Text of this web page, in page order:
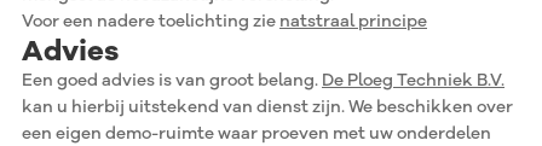
Voor een nadere toelichting zie natstraal principe
Advies
Een goed advies is van groot belang. De Ploeg Techniek B.V.
kan u hierbij uitstekend van dienst zijn. We beschikken over
een eigen demo-ruimte waar proeven met uw onderdelen